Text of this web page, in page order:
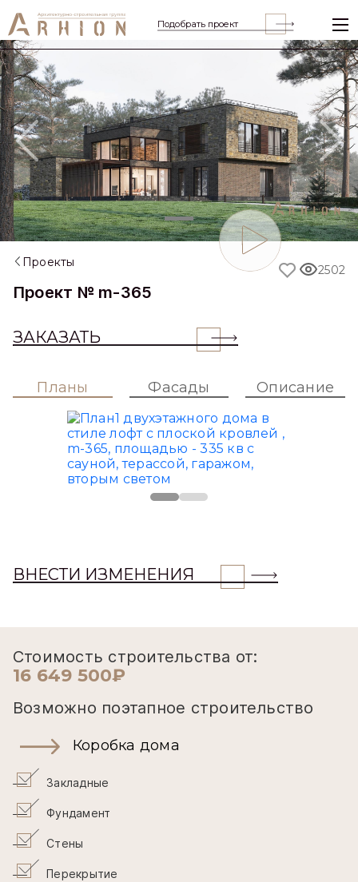
Подобрать проект
Previous
Проекты
Проект № m-365
ЗАКАЗАТЬ
2502
Планы Фасады Описание
ВНЕСТИ ИЗМЕНЕНИЯ
Стоимость строительства от:
16 649 500₽
Возможно поэтапное строительство
Коробка дома
Закладные
Фундамент
Стены
Перекрытие